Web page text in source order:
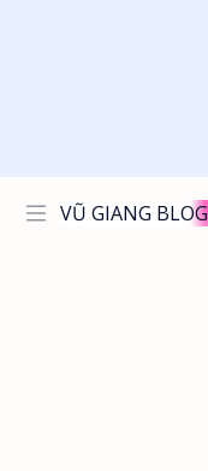
VŨ GIANG BLOG